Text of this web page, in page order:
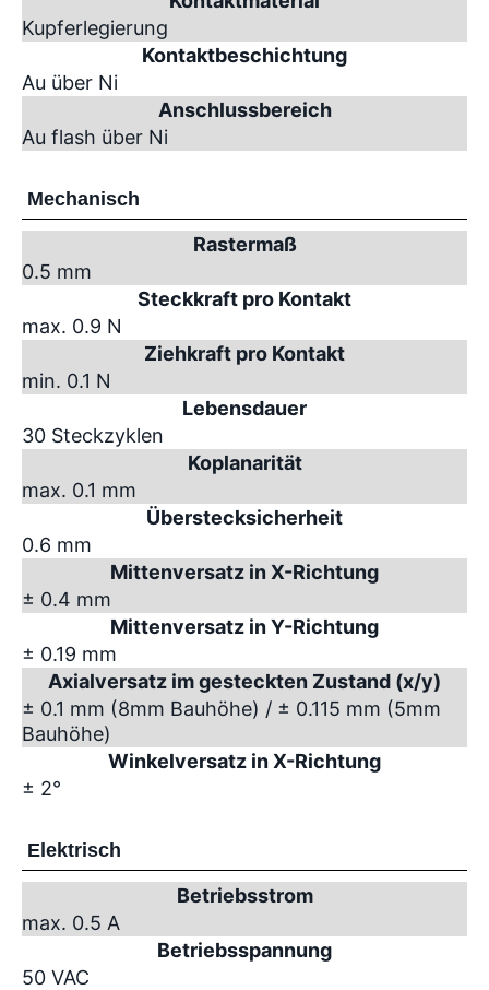
Kupferlegierung
Kontaktbeschichtung
Au über Ni
Anschlussbereich
Au flash über Ni
Mechanisch
Rastermaß
0.5 mm
Steckkraft pro Kontakt
max. 0.9 N
Ziehkraft pro Kontakt
min. 0.1 N
Lebensdauer
30 Steckzyklen
Koplanarität
max. 0.1 mm
Überstecksicherheit
0.6 mm
Mittenversatz in X-Richtung
± 0.4 mm
Mittenversatz in Y-Richtung
± 0.19 mm
Axialversatz im gesteckten Zustand (x/y)
± 0.1 mm (8mm Bauhöhe) / ± 0.115 mm (5mm
Bauhöhe)
Winkelversatz in X-Richtung
± 2°
Elektrisch
Betriebsstrom
max. 0.5 A
Betriebsspannung
50 VAC